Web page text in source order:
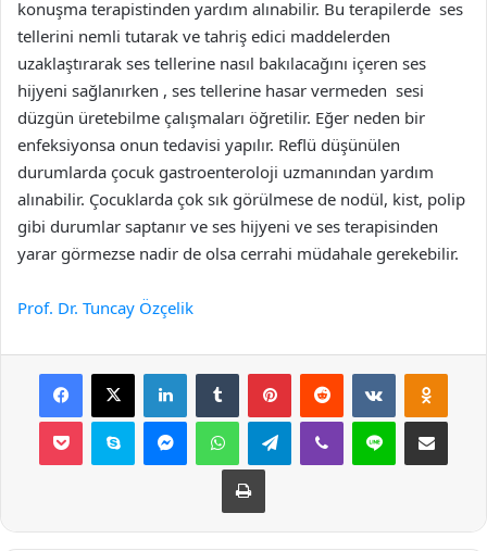
konuşma terapistinden yardım alınabilir. Bu terapilerde ses
tellerini nemli tutarak ve tahriş edici maddelerden
uzaklaştırarak ses tellerine nasıl bakılacağını içeren ses
hijyeni sağlanırken , ses tellerine hasar vermeden sesi
düzgün üretebilme çalışmaları öğretilir. Eğer neden bir
enfeksiyonsa onun tedavisi yapılır. Reflü düşünülen
durumlarda çocuk gastroenteroloji uzmanından yardım
alınabilir. Çocuklarda çok sık görülmese de nodül, kist, polip
gibi durumlar saptanır ve ses hijyeni ve ses terapisinden
yarar görmezse nadir de olsa cerrahi müdahale gerekebilir.
Prof. Dr. Tuncay Özçelik
Facebook
X LinkedInTumblr PinterestReddit VKontakte
Pocket Skype MessengerWhatsAppTelegramViber Line E-Posta ile
Yazdır